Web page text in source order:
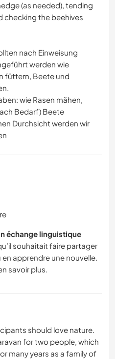
(as needed), tending
checking the beehives
nach Einweisung
werden wie
füttern, Beete und
wie Rasen mähen,
Bedarf) Beete
Durchsicht werden wir
échange linguistique
souhaitait faire partager
apprendre une nouvelle.
savoir plus.
should love nature.
for two people, which
many years as a family of